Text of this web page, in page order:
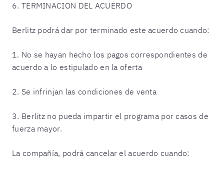
6. TERMINACION DEL ACUERDO
Berlitz podrá dar por terminado este acuerdo cuando:
1. No se hayan hecho los pagos correspondientes de
acuerdo a lo estipulado en la oferta
2. Se infrinjan las condiciones de venta
3. Berlitz no pueda impartir el programa por casos de
fuerza mayor.
La compañía, podrá cancelar el acuerdo cuando: